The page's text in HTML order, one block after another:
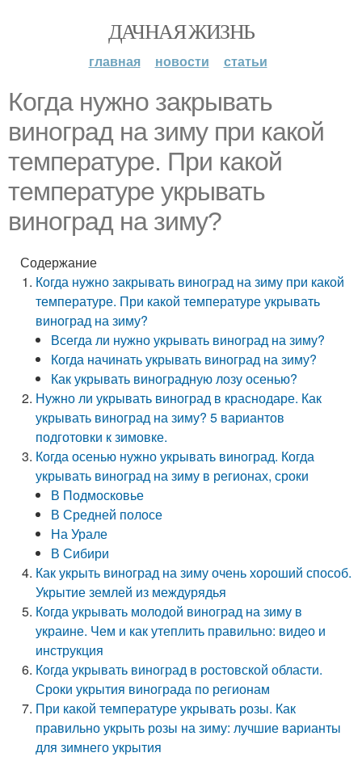
ДАЧНАЯ ЖИЗНЬ
главная новости статьи
Когда нужно закрывать
виноград на зиму при какой
температуре. При какой
температуре укрывать
виноград на зиму?
Содержание
Когда нужно закрывать виноград на зиму при какой
температуре. При какой температуре укрывать
виноград на зиму?
Всегда ли нужно укрывать виноград на зиму?
Когда начинать укрывать виноград на зиму?
Как укрывать виноградную лозу осенью?
Нужно ли укрывать виноград в краснодаре. Как
укрывать виноград на зиму? 5 вариантов
подготовки к зимовке.
Когда осенью нужно укрывать виноград. Когда
укрывать виноград на зиму в регионах, сроки
В Подмосковье
В Средней полосе
На Урале
В Сибири
Как укрыть виноград на зиму очень хороший способ.
Укрытие землей из междурядья
Когда укрывать молодой виноград на зиму в
украине. Чем и как утеплить правильно: видео и
инструкция
Когда укрывать виноград в ростовской области.
Сроки укрытия винограда по регионам
При какой температуре укрывать розы. Как
правильно укрыть розы на зиму: лучшие варианты
для зимнего укрытия